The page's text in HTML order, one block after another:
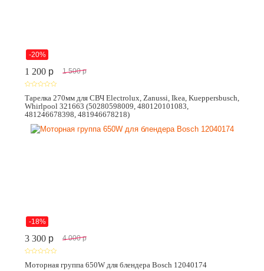
-20%
1 200 p 1 500 p
Тарелка 270мм для СВЧ Electrolux, Zanussi, Ikea, Kueppersbusch,
Whirlpool 321663 (50280598009, 480120101083,
481246678398, 481946678218)
-18%
3 300 p 4 000 p
Моторная группа 650W для блендера Bosch 12040174